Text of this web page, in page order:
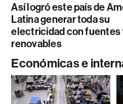
Así logró este país de
Latina generar toda su
electricidad con fuentes
renovables
Económicas e